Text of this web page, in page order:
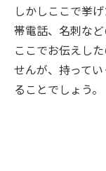
しかしここで挙
帯電話、名刺な
ここでお伝えし
せんが、持って
ることでしょう。